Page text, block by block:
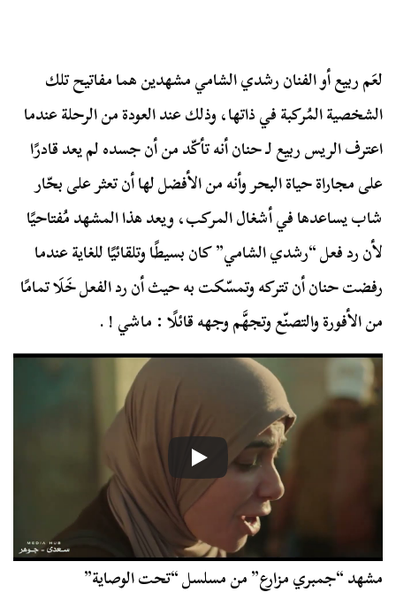
لعَم ربيع أو الفنان رشدي الشامي مشهدين هما مفاتيح تلك
الشخصية المُركبة في ذاتها، وذلك عند العودة من الرحلة عندما
اعترف الريس ربيع لـ حنان أنه تأكّد من أن جسده لم يعد قادرًا
على مجاراة حياة البحر وأنه من الأفضل لها أن تعثر على بحّار
شاب يساعدها في أشغال المركب، ويعد هذا المشهد مُفتاحيًا
لأن رد فعل “رشدي الشامي” كان بسيطًا وتلقائيًا للغاية عندما
رفضت حنان أن تتركه وتمسّكت به حيث أن رد الفعل خَلَا تمامًا
من الأفورة والتصنّع وتجهَّم وجهه قائلًا : ماشي ! .
مشهد “جمبري مزارع” من مسلسل “تحت الوصاية”